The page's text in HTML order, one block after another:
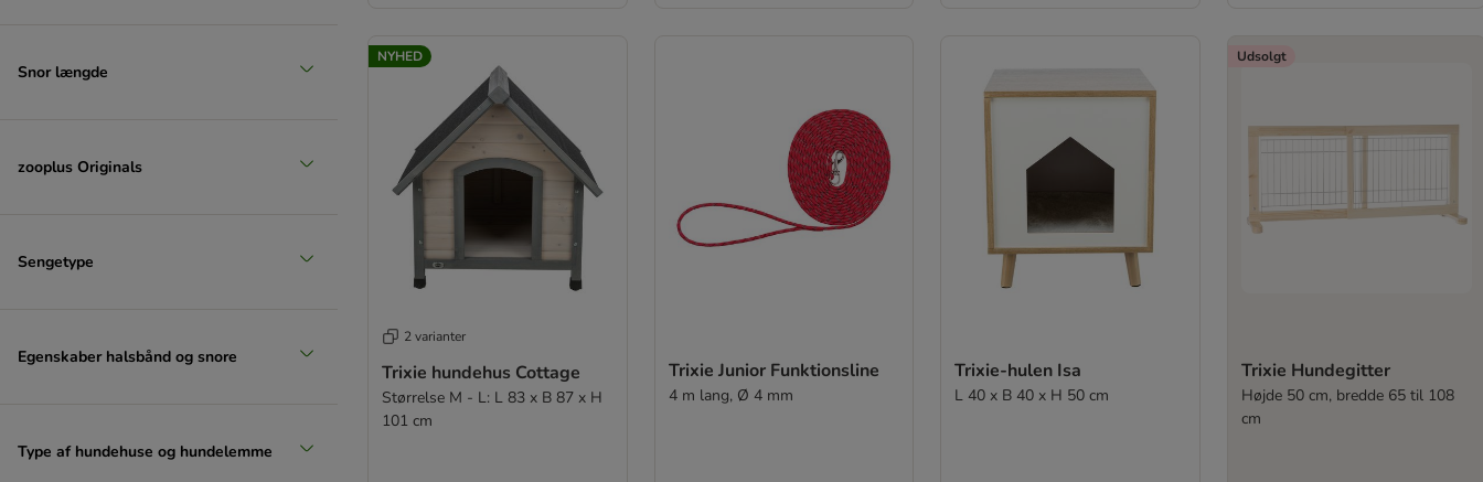
Snor længde
zooplus Originals
Sengetype
Egenskaber halsbånd og snore
Type af hundehuse og hundelemme
NYHED
2 varianter
Trixie hundehus Cottage
Størrelse M - L: L 83 x B 87 x H
101 cm
Trixie Junior Funktionsline
4 m lang, Ø 4 mm
Trixie-hulen Isa
L 40 x B 40 x H 50 cm
Udsolgt
Trixie Hundegitter
Højde 50 cm, bredde 65 til 108
cm